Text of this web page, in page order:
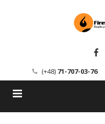
(+48) 71-707-03-76